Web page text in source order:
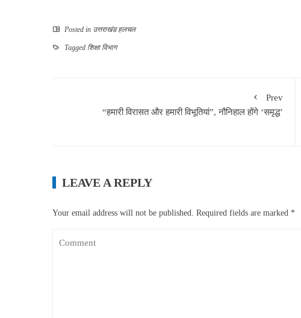
Posted in उत्तराखंड हलचल
Tagged शिक्षा विभाग
Prev
“हमारी विरासत और हमारी विभूतियां”, नौनिहाल होंगे ‘समृद्ध’
LEAVE A REPLY
Your email address will not be published. Required fields are marked *